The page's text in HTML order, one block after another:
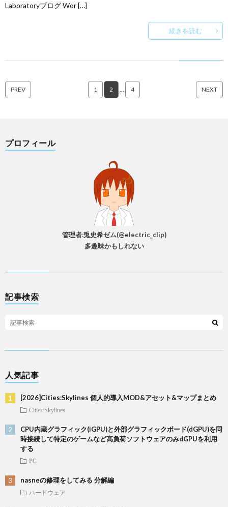
Laboratoryブログ Wor […]
続きを読む
PREV 1 2 … 4 NEXT
プロフィール
管理者:兎史希ゼム(@electric_clip)
多趣味かもしれない
記事検索
人気記事
[2026]Cities:Skylines 個人的導入MOD&アセット&マップまとめ
Cities:Skylines
CPU内蔵グラフィック(iGPU)と外部グラフィックボード(dGPU)を同
時接続して特定のゲームなど高負荷ソフトウェアのみdGPUを利用
する
PC
nasneの修理をしてみる 分解編
ハードウェア